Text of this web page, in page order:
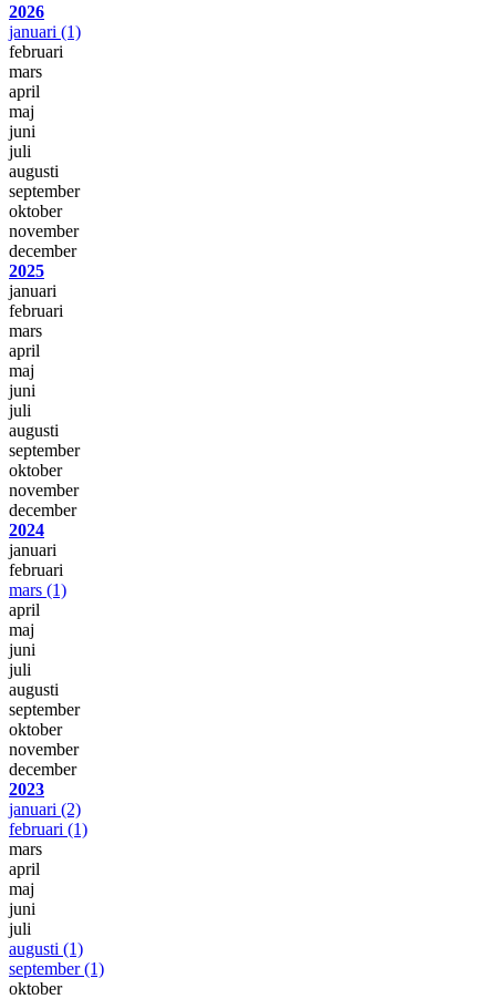
2026
januari (1)
februari
mars
april
maj
juni
juli
augusti
september
oktober
november
december
2025
januari
februari
mars
april
maj
juni
juli
augusti
september
oktober
november
december
2024
januari
februari
mars (1)
april
maj
juni
juli
augusti
september
oktober
november
december
2023
januari (2)
februari (1)
mars
april
maj
juni
juli
augusti (1)
september(1)
oktober